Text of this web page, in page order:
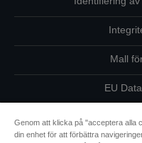
Mall
EU
Kontakta oss
Genom att klicka på "acceptera alla
din enhet för att förbättra